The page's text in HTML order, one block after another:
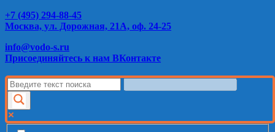
+7 (495) 294-88-45
Москва, ул. Дорожная, 21А, оф. 24-25
info@vodo-s.ru
Присоединяйтесь к нам ВКонтакте